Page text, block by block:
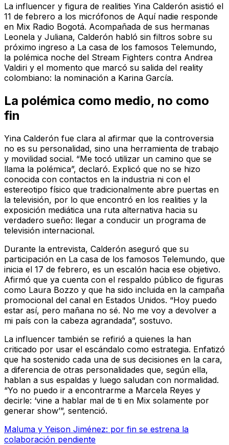
La influencer y figura de realities Yina Calderón asistió el
11 de febrero a los micrófonos de Aquí nadie responde
en Mix Radio Bogotá. Acompañada de sus hermanas
Leonela y Juliana, Calderón habló sin filtros sobre su
próximo ingreso a La casa de los famosos Telemundo,
la polémica noche del Stream Fighters contra Andrea
Valdiri y el momento que marcó su salida del reality
colombiano: la nominación a Karina García.
La polémica como medio, no como
fin
Yina Calderón fue clara al afirmar que la controversia
no es su personalidad, sino una herramienta de trabajo
y movilidad social. “Me tocó utilizar un camino que se
llama la polémica”, declaró. Explicó que no se hizo
conocida con contactos en la industria ni con el
estereotipo físico que tradicionalmente abre puertas en
la televisión, por lo que encontró en los realities y la
exposición mediática una ruta alternativa hacia su
verdadero sueño: llegar a conducir un programa de
televisión internacional.
Durante la entrevista, Calderón aseguró que su
participación en La casa de los famosos Telemundo, que
inicia el 17 de febrero, es un escalón hacia ese objetivo.
Afirmó que ya cuenta con el respaldo público de figuras
como Laura Bozzo y que ha sido incluida en la campaña
promocional del canal en Estados Unidos. “Hoy puedo
estar así, pero mañana no sé. No me voy a devolver a
mi país con la cabeza agrandada”, sostuvo.
La influencer también se refirió a quienes la han
criticado por usar el escándalo como estrategia. Enfatizó
que ha sostenido cada una de sus decisiones en la cara,
a diferencia de otras personalidades que, según ella,
hablan a sus espaldas y luego saludan con normalidad.
“Yo no puedo ir a encontrarme a Marcela Reyes y
decirle: ‘vine a hablar mal de ti en Mix solamente por
generar show’”, sentenció.
Maluma y Yeison Jiménez: por fin se estrena la
colaboración pendiente